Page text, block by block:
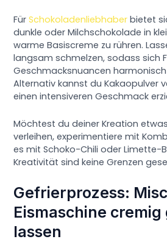
FürSchokoladenliebhaber bietet
dunkle oder Milchschokolade in
warme Basiscreme zu rühren.
langsam schmelzen, sodass sich
Geschmacksnuancen
Alternativ kannst du Kakaopulver
einen intensiveren Geschmack
Möchtest du deiner Kreation
verleihen, experimentiere mit
es mit Schoko-Chili oder Limette-
Kreativität sind keine Grenzen
Gefrierprozess:
Eismaschine
lassen